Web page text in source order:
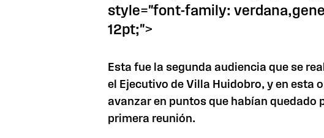
style="font-family:
12pt;">
Esta fue la segunda audiencia que se
el Ejecutivo de Villa Huidobro, y en esta
avanzar en puntos que habían quedado
primera reunión.